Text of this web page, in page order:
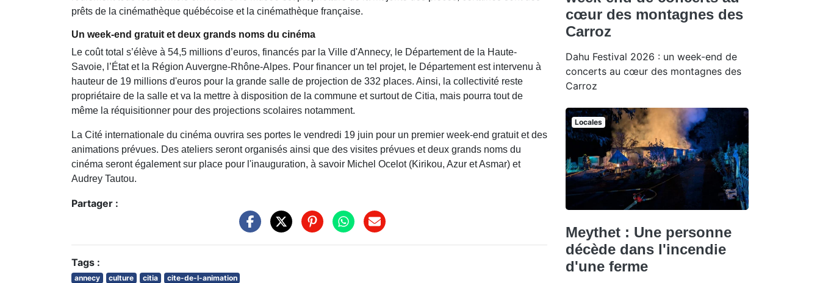
prêts de la cinémathèque québécoise et la cinémathèque française.
Un week-end gratuit et deux grands noms du cinéma
Le coût total s’élève à 54,5 millions d’euros, financés par la Ville d'Annecy, le Département de la Haute-
Savoie, l’État et la Région Auvergne-Rhône-Alpes. Pour financer un tel projet, le Département est intervenu à
hauteur de 19 millions d'euros pour la grande salle de projection de 332 places. Ainsi, la collectivité reste
propriétaire de la salle et va la mettre à disposition de la commune et surtout de Citia, mais pourra tout de
même la réquisitionner pour des projections scolaires notamment.
La Cité internationale du cinéma ouvrira ses portes le vendredi 19 juin pour un premier week-end gratuit et des
animations prévues. Des ateliers seront organisés ainsi que des visites prévues et deux grands noms du
cinéma seront également sur place pour l'inauguration, à savoir Michel Ocelot (Kirikou, Azur et Asmar) et
Audrey Tautou.
Partager :
Tags :
annecy culture citia cite-de-l-animation
cœur des montagnes des
Carroz
Dahu Festival 2026 : un week-end de
concerts au cœur des montagnes des
Carroz
Locales
Meythet : Une personne
décède dans l'incendie
d'une ferme